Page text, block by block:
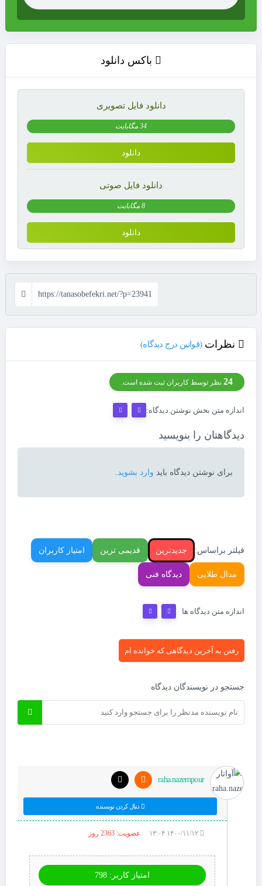
باکس دانلود
دانلود فایل تصویری
34 مگابایت
دانلود
دانلود فایل صوتی
8 مگابایت
دانلود
https://tanasobefekri.net/?p=23941
نظرات (قوانین درج دیدگاه)
24 نظر توسط کاربران ثبت شده است.
اندازه متن بخش نوشتن دیدگاه:
دیدگاهتان را بنویسید
برای نوشتن دیدگاه باید وارد بشوید
فیلتر براساس: جدیدترین قدیمی ترین امتیاز کاربران
مدال طلایی دیدگاه فنی
اندازه متن دیدگاه ها
رفتن به آخرین دیدگاهی که خوانده ام
جستجو در نویسندگان دیدگاه
raha.nazempour
دنبال کردن نویسنده
عضویت: 2363 روز
امتیاز کاربر: 798